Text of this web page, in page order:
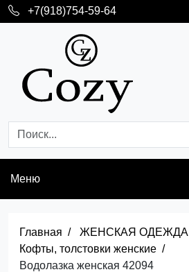
+7(918)754-59-64
Меню
Главная
ЖЕНСКАЯ ОДЕЖДА
Кофты, толстовки женские
Водолазка женская 42094